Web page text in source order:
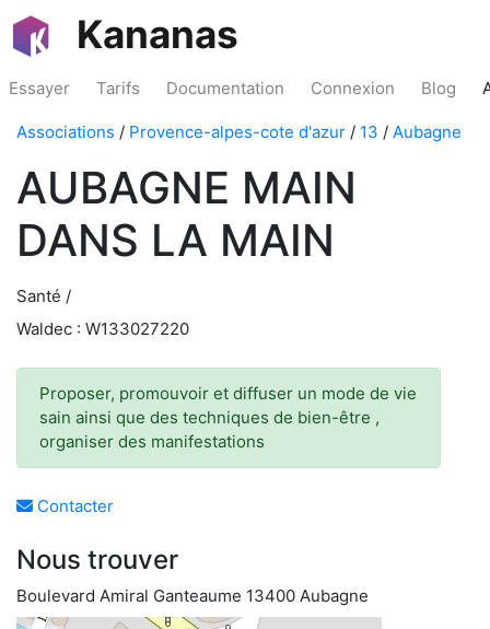
Kananas
Essayer Tarifs Documentation Connexion Blog
Associations / Provence-alpes-cote d'azur / 13 / Aubagne
AUBAGNE MAIN
DANS LA MAIN
Santé /
Waldec : W133027220
Proposer, promouvoir et diffuser un mode de vie
sain ainsi que des techniques de bien-être ,
organiser des manifestations
Contacter
Nous trouver
Boulevard Amiral Ganteaume 13400 Aubagne